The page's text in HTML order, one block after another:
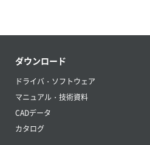
ダウンロード
ドライバ・ソフトウェア
マニュアル・技術資料
CADデータ
カタログ